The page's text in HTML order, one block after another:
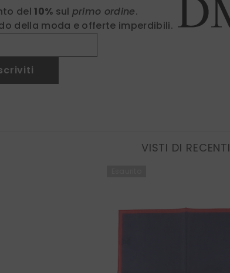
del 10% sul primo ordine.
della moda e offerte imperdibili.
VISTI DI RECENTI